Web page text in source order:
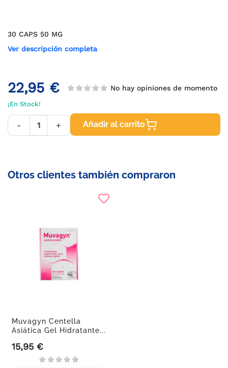
30 CAPS 50 MG
Ver descripción completa
22,95 € No hay opiniones de momento
¡En Stock!
- + Añadir al carrito
Otros clientes también compraron
Muvagyn Centella
Asiática Gel Hidratante...
Precio
15,95 €